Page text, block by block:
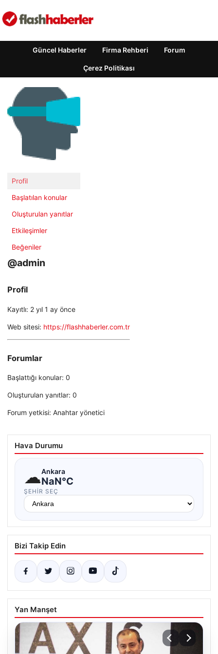
Güncel Haberler Firma Rehberi Forum
Çerez Politikası
Profil
Başlatılan konular
Oluşturulan yanıtlar
Etkileşimler
Beğeniler
@admin
Profil
Kayıtlı: 2 yıl 1 ay önce
Web sitesi: https://flashhaberler.com.tr
Forumlar
Başlattığı konular: 0
Oluşturulan yanıtlar: 0
Forum yetkisi: Anahtar yönetici
Hava Durumu
☁Ankara
NaN°C
ŞEHIR SEÇ
Bizi Takip Edin
Yan Manşet